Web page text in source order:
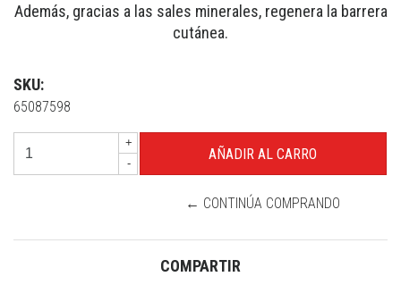
Además, gracias a las sales minerales, regenera la barrera
cutánea.
SKU:
65087598
+
-
← CONTINÚA COMPRANDO
COMPARTIR